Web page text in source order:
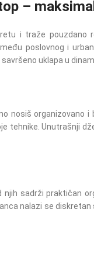
–
i traže pouzdano
poslovnog i
uklapa u
organizovano
Unutrašnji
sadrži praktičan
nalazi se